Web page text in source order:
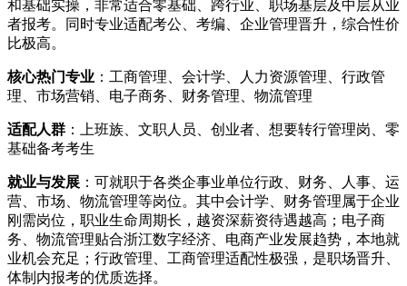
和基础实操，非常适合零基础、跨行业、职场基层及中层从业
者报考。同时专业适配考公、考编、企业管理晋升，综合性价
比极高。
核心热门专业 ：工商管理、会计学、人力资源管理、行政管
理、市场营销、电子商务、财务管理、物流管理
适配人群 ：上班族、文职人员、创业者、想要转行管理岗、零
基础备考考生
就业与发展 ：可就职于各类企事业单位行政、财务、人事、运
营、市场、物流管理等岗位。其中会计学、财务管理属于企业
刚需岗位，职业生命周期长，越资深薪资待遇越高；电子商
务、物流管理贴合浙江数字经济、电商产业发展趋势，本地就
业机会充足；行政管理、工商管理适配性极强，是职场晋升、
体制内报考的优质选择。